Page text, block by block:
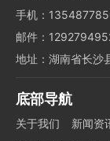
手机：
邮件：
地址：湖南省长沙
底部导航
关于我们 新闻资